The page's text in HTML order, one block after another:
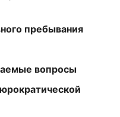
пребывания
вопросы